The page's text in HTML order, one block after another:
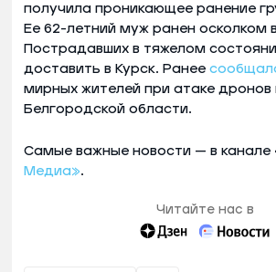
получила проникающее ранение
Ее 62-летний муж ранен осколком
Пострадавших в тяжелом
доставить в Курск. Ранее
мирных жителей при атаке дронов
Белгородской области.
Самые важные новости — в канале
Медиа».
Читайте нас в